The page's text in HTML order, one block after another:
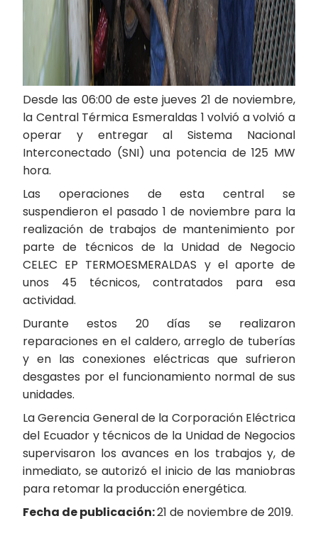
Desde las 06:00 de este jueves 21 de noviembre,
la Central Térmica Esmeraldas 1 volvió a volvió a
operar y entregar al Sistema Nacional
Interconectado (SNI) una potencia de 125 MW
hora.
Las operaciones de esta central se
suspendieron el pasado 1 de noviembre para la
realización de trabajos de mantenimiento por
parte de técnicos de la Unidad de Negocio
CELEC EP TERMOESMERALDAS y el aporte de
unos 45 técnicos, contratados para esa
actividad.
Durante estos 20 días se realizaron
reparaciones en el caldero, arreglo de tuberías
y en las conexiones eléctricas que sufrieron
desgastes por el funcionamiento normal de sus
unidades.
La Gerencia General de la Corporación Eléctrica
del Ecuador y técnicos de la Unidad de Negocios
supervisaron los avances en los trabajos y, de
inmediato, se autorizó el inicio de las maniobras
para retomar la producción energética.
Fecha de publicación:21 de noviembre de 2019.